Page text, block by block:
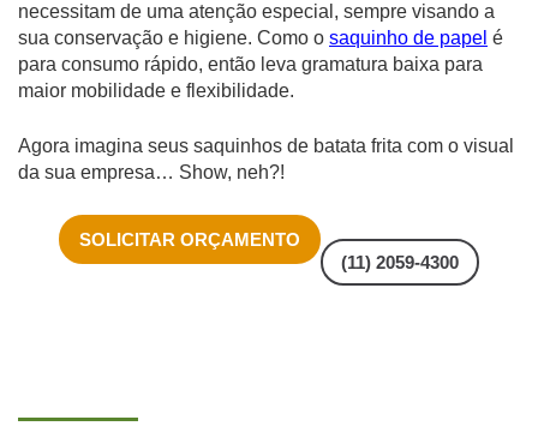
necessitam de uma atenção especial, sempre visando a
sua conservação e higiene. Como o saquinho de papel é
para consumo rápido, então leva gramatura baixa para
maior mobilidade e flexibilidade.
Agora imagina seus saquinhos de batata frita com o visual
da sua empresa… Show, neh?!
SOLICITAR ORÇAMENTO
(11) 2059-4300